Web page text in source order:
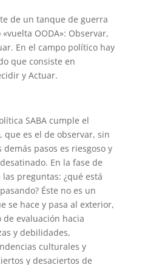
de un tanque de guerra
OODA»: Observar,
En el campo político hay
que consiste en
y Actuar.
SABA cumple el
que es el de observar, sin
pasos es riesgoso y
En la fase de
preguntas: ¿qué está
Éste no es un
se hace y pasa al exterior,
evaluación hacia
y debilidades,
culturales y
y desaciertos de